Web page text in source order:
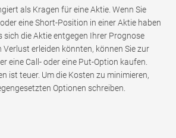
als Kragen für eine Aktie. Wenn Sie
eine Short-Position in einer Aktie haben
sich die Aktie entgegen Ihrer Prognose
Verlust erleiden könnten, können Sie zur
eine Call- oder eine Put-Option kaufen.
ist teuer. Um die Kosten zu minimieren,
Optionen schreiben.